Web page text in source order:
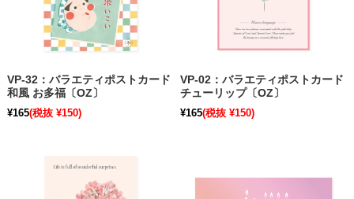
VP-32：バラエティポストカード
和風 お多福〔OZ〕
¥165(税抜 ¥150)
VP-02：バラエティポストカード
チューリップ〔OZ〕
¥165(税抜 ¥150)